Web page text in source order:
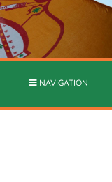
NAVIGATION